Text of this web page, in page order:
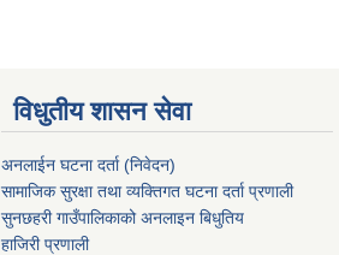
विधुतीय शासन सेवा
अनलाईन घटना दर्ता (निवेदन)
सामाजिक सुरक्षा तथा व्यक्तिगत घटना दर्ताप्रणाली
सुनछहरी गाउँपालिकाको अनलाइन बिधुतिय
हाजिरी प्रणाली